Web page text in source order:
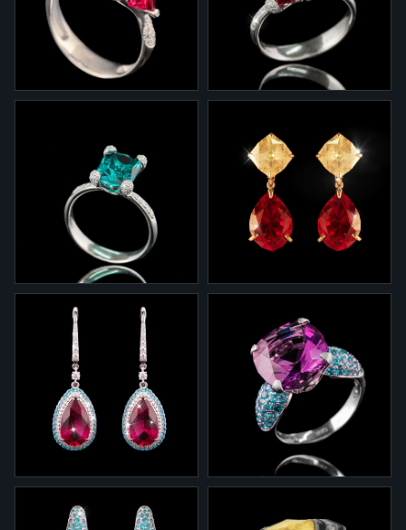
сапфирами и бриллиантами
янтарем, цветными
сапфирами и бриллиантами
Кольцо "Светомузыка" из
белого золота, оранжевым
сапфиром, рубеллитами и
бриллиантами.
1-616.1
Кольцо "Светомузыка" из
белого золота с гранатом и
бриллиантами.
1-616.1.2
Кольцо "Светомузыка" из
белого золота с турмалином
и бриллиантами.
2-0051/4
Серьги "Светомузыка" из
желтого золота с рубинами
и рутилами.